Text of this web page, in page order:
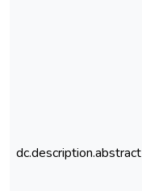
dc.description.abstract